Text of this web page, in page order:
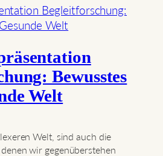
Bewusstes
Welt
Welt, sind auch die
wir gegenüberstehen